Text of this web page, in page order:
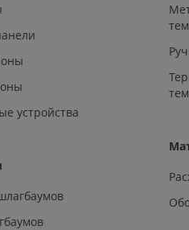
устройства